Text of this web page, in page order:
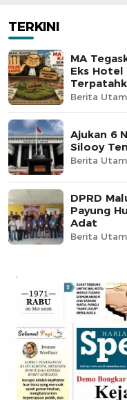
TERKINI
MA
Eks Hotel
Berita
Ajukan 6
Silooy
Berita
DPRD
Payung
Adat
Berita